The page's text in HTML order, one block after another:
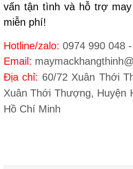
vấn tận tình và hỗ trợ
miễn phí!
Hotline/zalo: 0974 990 048
Email:
Địa chỉ: 60/72 Xuân Thới
Xuân Thới Thượng, Huyện
Hồ Chí Minh